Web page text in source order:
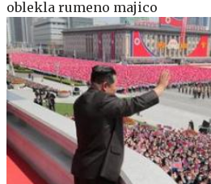
oblekla rumeno majico